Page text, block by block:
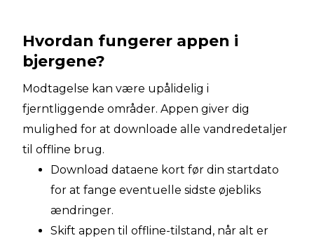
Hvordan fungerer appen i
bjergene?
Modtagelse kan være upålidelig i
fjerntliggende områder. Appen giver dig
mulighed for at downloade alle vandredetaljer
til offline brug.
Download dataene kort før din startdato
for at fange eventuelle sidste øjebliks
ændringer.
Skift appen til offline-tilstand, når alt er